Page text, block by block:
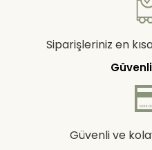
Siparişleriniz en
Güvenli ve